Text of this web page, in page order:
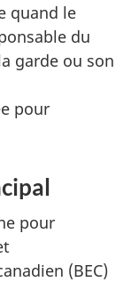
quand le
du
garde ou son
pour
pour
(BEC)